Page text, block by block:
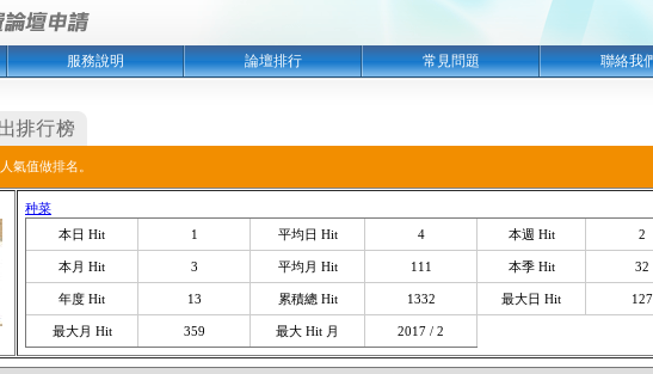
服務說明 論壇排行 常見問題 聯絡我
氣值做排名。
种菜
本日 Hit
1 平均日 Hit 4 本週 Hit 2
本月 Hit 3 平均月 Hit 111 本季 Hit 32
年度 Hit 13 累積總 Hit 1332 最大日 Hit 127
最大月 Hit 359 最大 Hit 月 2017 / 2